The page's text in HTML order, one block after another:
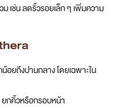
ช่น ลดริ้วรอยเล็ก ๆ เพิ่มความ
ยถึงปานกลาง โดยเฉพาะใน
ยกคิ้วหรือกรอบหน้า